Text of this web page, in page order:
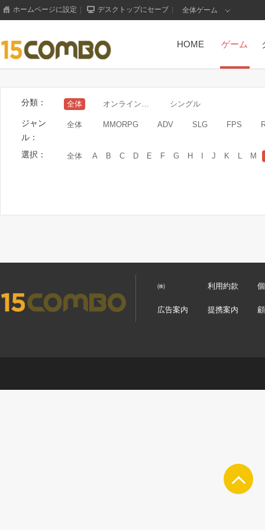
ホームページに設定 デスクトップにセーブ 全体ゲーム
HOME ゲーム
分類： 全体 シングル
ジャン
ル：
全体 MMORPG ADV SLG FPS
選択： 全体 A B C D E F G H I J K L M
㈱ 利用約款
広告案内 提携案内